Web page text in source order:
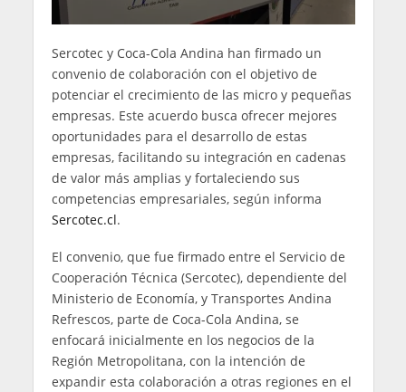
Sercotec y Coca-Cola Andina han firmado un
convenio de colaboración con el objetivo de
potenciar el crecimiento de las micro y pequeñas
empresas. Este acuerdo busca ofrecer mejores
oportunidades para el desarrollo de estas
empresas, facilitando su integración en cadenas
de valor más amplias y fortaleciendo sus
competencias empresariales, según informa
Sercotec.cl.
El convenio, que fue firmado entre el Servicio de
Cooperación Técnica (Sercotec), dependiente del
Ministerio de Economía, y Transportes Andina
Refrescos, parte de Coca-Cola Andina, se
enfocará inicialmente en los negocios de la
Región Metropolitana, con la intención de
expandir esta colaboración a otras regiones en el